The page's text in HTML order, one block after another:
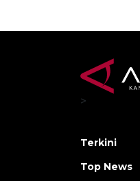
>
Terkini
Top News